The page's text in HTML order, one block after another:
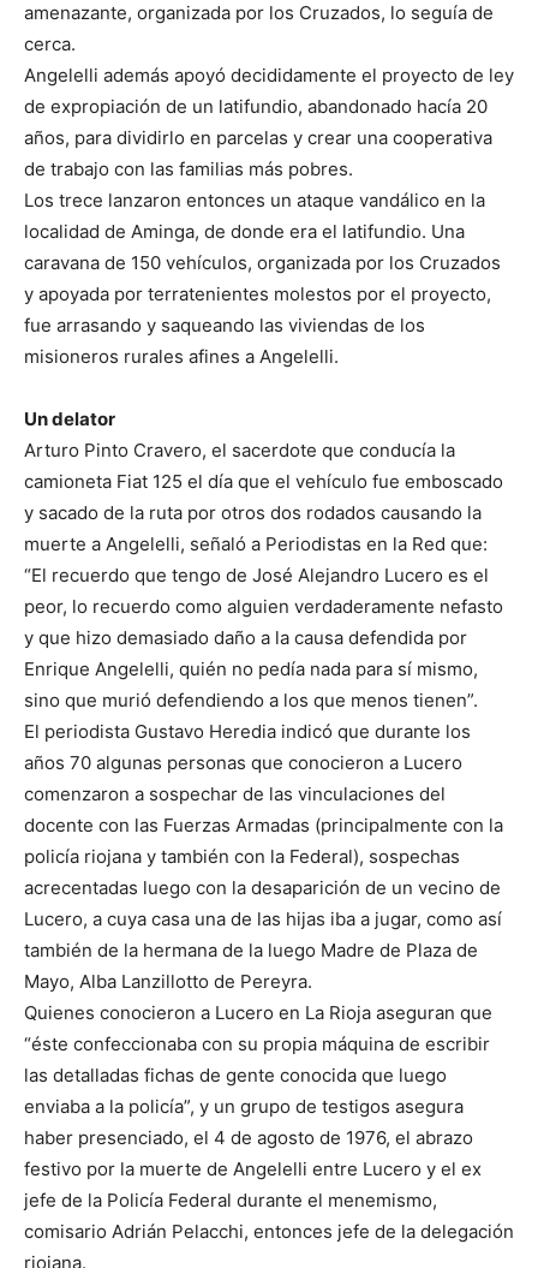
amenazante, organizada por los Cruzados, lo seguía de
cerca.
Angelelli además apoyó decididamente el proyecto de ley
de expropiación de un latifundio, abandonado hacía 20
años, para dividirlo en parcelas y crear una cooperativa
de trabajo con las familias más pobres.
Los trece lanzaron entonces un ataque vandálico en la
localidad de Aminga, de donde era el latifundio. Una
caravana de 150 vehículos, organizada por los Cruzados
y apoyada por terratenientes molestos por el proyecto,
fue arrasando y saqueando las viviendas de los
misioneros rurales afines a Angelelli.
Un delator
Arturo Pinto Cravero, el sacerdote que conducía la
camioneta Fiat 125 el día que el vehículo fue emboscado
y sacado de la ruta por otros dos rodados causando la
muerte a Angelelli, señaló a Periodistas en la Red que:
“El recuerdo que tengo de José Alejandro Lucero es el
peor, lo recuerdo como alguien verdaderamente nefasto
y que hizo demasiado daño a la causa defendida por
Enrique Angelelli, quién no pedía nada para sí mismo,
sino que murió defendiendo a los que menos tienen”.
El periodista Gustavo Heredia indicó que durante los
años 70 algunas personas que conocieron a Lucero
comenzaron a sospechar de las vinculaciones del
docente con las Fuerzas Armadas (principalmente con la
policía riojana y también con la Federal), sospechas
acrecentadas luego con la desaparición de un vecino de
Lucero, a cuya casa una de las hijas iba a jugar, como así
también de la hermana de la luego Madre de Plaza de
Mayo, Alba Lanzillotto de Pereyra.
Quienes conocieron a Lucero en La Rioja aseguran que
“éste confeccionaba con su propia máquina de escribir
las detalladas fichas de gente conocida que luego
enviaba a la policía”, y un grupo de testigos asegura
haber presenciado, el 4 de agosto de 1976, el abrazo
festivo por la muerte de Angelelli entre Lucero y el ex
jefe de la Policía Federal durante el menemismo,
comisario Adrián Pelacchi, entonces jefe de la delegación
riojana.